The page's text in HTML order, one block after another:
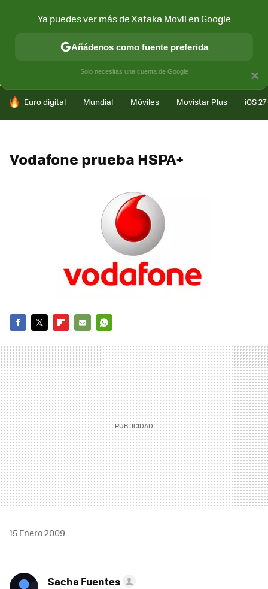
CONECTIVIDAD MÓVIL Y SOCIEDAD APLICACIONES
HOY SE HABLA DE
Euro digital Mundial Móviles Movistar Plus iOS 27
Vodafone prueba HSPA+
MAIL
15 Enero 2009
Sacha Fuentes
×
Ya puedes ver más de Xataka Movil en Google
Añádenos como fuente preferida
Solo necesitas una cuenta de Google